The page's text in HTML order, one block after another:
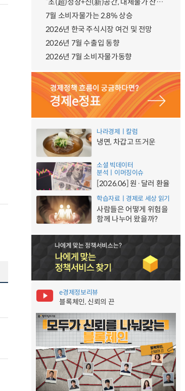
“초(超)성장+신(新)공간, 대체불가 산업강국”
7월 소비자물가는 2.8% 상승
2026년 한국 주식시장 여건 및 전망
2026년 7월 수출입 동향
2026년 7월 소비자물가동향
나라경제ㅣ칼럼
냉면, 차갑고 뜨거운
소셜 빅데이터
분석ㅣ이머징이슈
[2026.06] 원·달러 환율
학습자료ㅣ경제로 세상 읽기
사람들은 어떻게 위험을
함께 나누어 왔을까?
e경제정보리뷰
블록체인, 신뢰의 끈